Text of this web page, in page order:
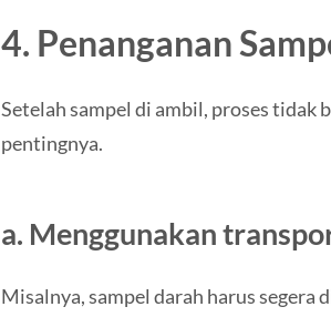
4. Penanganan
Setelah sampel di ambil, proses tidak
pentingnya.
a. Menggunakan
Misalnya, sampel darah harus segera